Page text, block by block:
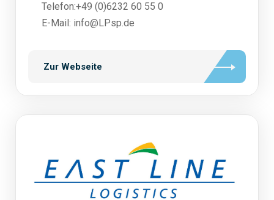
Telefon:+49 (0)6232 60 55 0
E-Mail: info@LPsp.de
Zur Webseite